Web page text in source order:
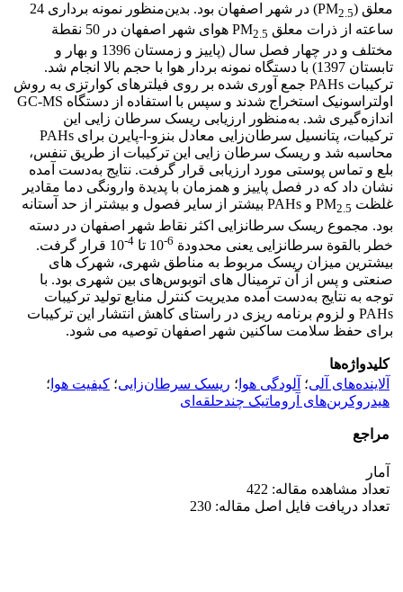
معلق (PM2.5
) در شهر اصفهان بود. بدین‌منظور نمونه ­برداری 24
ساعته از ذرات معلق PM 2.5
هوای شهر اصفهان در 50 نقطة
مختلف و در چهار فصل سال (پاییز و زمستان 1396 و بهار و
تابستان 1397) با دستگاه نمونه­ بردار هوا با حجم بالا انجام شد.
ترکیبات PAHs جمع ­آوری شده بر روی فیلترهای کوارتزی به روش
اولتراسونیک استخراج شدند و سپس با استفاده از دستگاه GC-MS
اندازه‌گیری شد. به‌منظور ارزیابی ریسک سرطان ­زایی این
ترکیبات، پتانسیل سرطان‌زایی معادل بنزو-ا-پایرن برای PAHs
محاسبه شد و ریسک سرطان ­زایی این ترکیبات از طریق تنفس،
بلع و تماس پوستی مورد ارزیابی قرار گرفت. نتایج به‌دست آمده
نشان داد که در فصل پاییز و همزمان با پدیدة وارونگی دما مقادیر
غلظت PM 2.5
و PAHs بیشتر از سایر فصول و بیشتر از حد آستانه
بود. مجموع ریسک سرطان­زایی اکثر نقاط شهر اصفهان در دسته
خطر بالقوة سرطان­زایی یعنی محدودة 6- 10 تا 4-
10 قرار گرفت.
بیشترین میزان ریسک مربوط به مناطق شهری، شهرک­ های
صنعتی و پس از آن ترمینال ­های اتوبوس‌های بین شهری بود. با
توجه به نتایج به‌دست آمده مدیریت کنترل منابع تولید ترکیبات
PAHs و لزوم برنامه ­ریزی در راستای کاهش انتشار این ترکیبات
برای حفظ سلامت ساکنین شهر اصفهان توصیه می ­شود.
کلیدواژه‌ها
آلاینده‌های آلی؛ آلودگی هوا ؛ ریسک سرطان‌زایی؛ کیفیت هوا ؛
هیدروکربن‌های آروماتیک چندحلقه‌ای
مراجع
آمار
تعداد مشاهده مقاله: 422
تعداد دریافت فایل اصل مقاله: 230